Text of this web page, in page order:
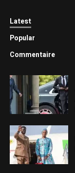
Latest
Popular
Commentaire